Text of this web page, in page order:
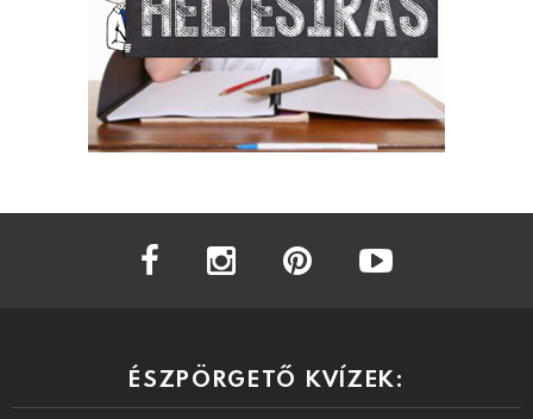
facebook instagram
ÉSZPÖRGETŐ KVÍZEK: